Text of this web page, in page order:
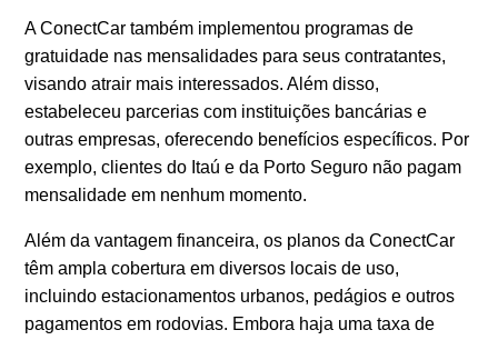
A ConectCar também implementou programas de
gratuidade nas mensalidades para seus contratantes,
visando atrair mais interessados. Além disso,
estabeleceu parcerias com instituições bancárias e
outras empresas, oferecendo benefícios específicos. Por
exemplo, clientes do Itaú e da Porto Seguro não pagam
mensalidade em nenhum momento.
Além da vantagem financeira, os planos da ConectCar
têm ampla cobertura em diversos locais de uso,
incluindo estacionamentos urbanos, pedágios e outros
pagamentos em rodovias. Embora haja uma taxa de